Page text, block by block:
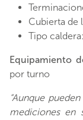
Cubierta de
Tipo
Equipamiento
por turno
“Aunque
mediciones en